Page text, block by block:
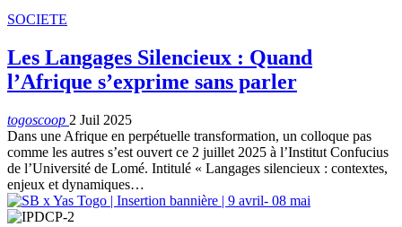
SOCIETE
Les Langages Silencieux : Quand
l’Afrique s’exprime sans parler
togoscoop 2 Juil 2025
Dans une Afrique en perpétuelle transformation, un colloque pas
comme les autres s’est ouvert ce 2 juillet 2025 à l’Institut Confucius
de l’Université de Lomé. Intitulé « Langages silencieux : contextes,
enjeux et dynamiques…